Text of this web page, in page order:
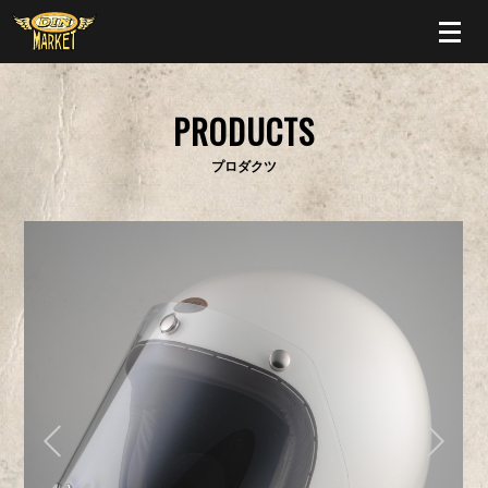
PRODUCTS
プロダクツ